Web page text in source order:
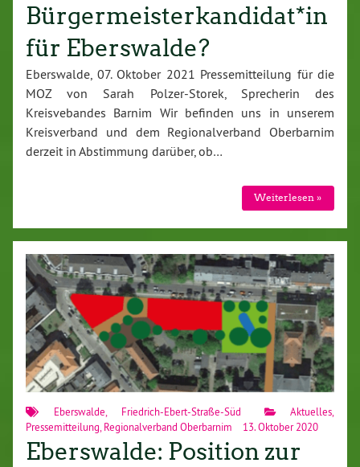
Bürgermeisterkandidat*in
für Eberswalde?
Eberswalde, 07. Oktober 2021 Pressemitteilung für die
MOZ von Sarah Polzer-Storek, Sprecherin des
Kreisvebandes Barnim Wir befinden uns in unserem
Kreisverband und dem Regionalverband Oberbarnim
derzeit in Abstimmung darüber, ob…
Weiterlesen »
Eberswalde Friedrich-Ebert-Straße-Süd Aktuelles
Pressemitteilung Regionalverband Oberbarnim 13. Oktober 2020
Eberswalde: Position zur